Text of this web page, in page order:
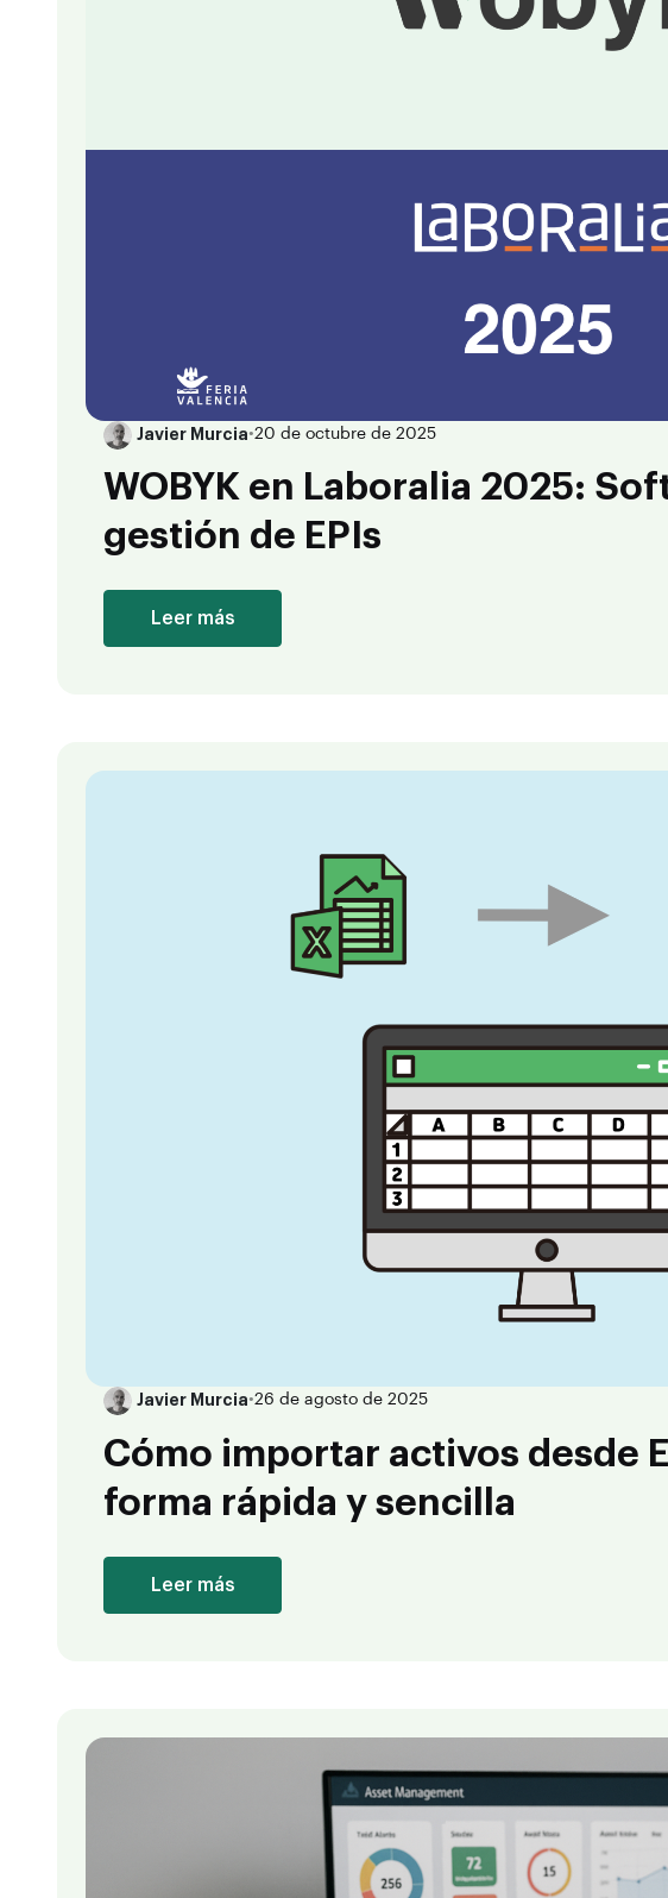
Javier Murcia•20 de octubre de 2025
WOBYK en Laboralia 2025:
gestión de EPIs
Leer más
Javier Murcia•26 de agosto de 2025
Cómo importar activos desde
forma rápida y sencilla
Leer más